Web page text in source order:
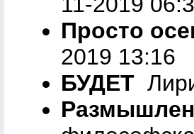
Просто
2019 13:16
БУДЕТ